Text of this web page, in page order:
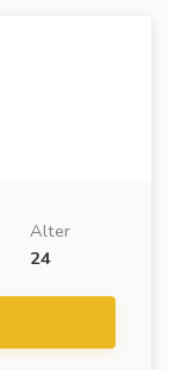
Alter
24